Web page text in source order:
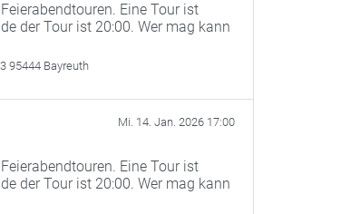
Eine Tour ist
der Tour ist 20:00. Wer mag kann
95444 Bayreuth
Mi. 14. Jan. 2026 17:00
Eine Tour ist
der Tour ist 20:00. Wer mag kann